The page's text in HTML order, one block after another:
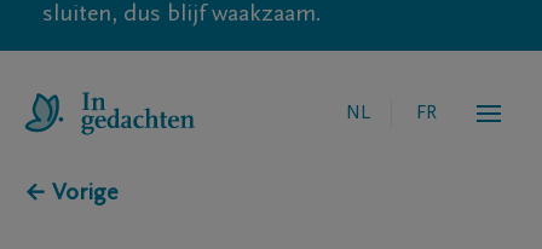
sluiten, dus blijf waakzaam.
NL FR
← Vorige